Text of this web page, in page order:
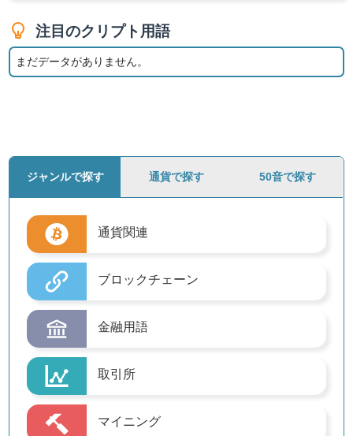
注目のクリプト用語
まだデータがありません。
ジャンルで探す 通貨で探す 50音で探す
通貨関連
ブロックチェーン
金融用語
取引所
マイニング